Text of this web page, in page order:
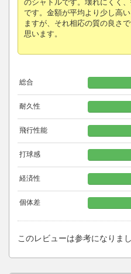
のシャトルです。壊れにくく
です。金額が平均より少し高
ますが、それ相応の質の良さ
思います。
総合
耐久性
飛行性能
打球感
経済性
個体差
このレビューは参考になりま